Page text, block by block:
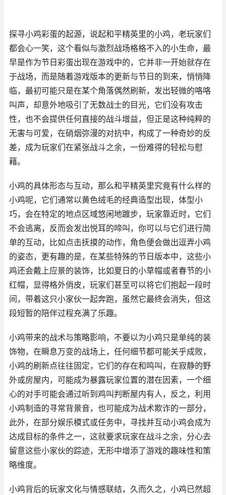
探寻小鸡彩蛋的起源，说起和平精英里的小鸡，老玩家们
都会心一笑，这个看似与激烈战场格格不入的小生命，最
早是作为节日彩蛋出现在游戏中的，它并非一开始就存在
于战场，而是随着游戏版本的更新与节日的到来，悄悄降
临，最初可能只是在某个角落偶然刷新，发出轻微的咯咯
叫声，却意外地吸引了无数战士的目光，它们没有攻击
性，也不会提供任何直接的战斗增益，但正是这种纯粹的
无害与可爱，在硝烟弥漫的对抗中，构成了一种奇妙的反
差，成为玩家们在紧张战斗之余，一份难得的轻松与慰
藉。
小鸡的具体形态与互动，那么和平精英里究竟有什么样的
小鸡呢，它们通常以黄色绒毛的经典造型出现，体型小
巧，会在特定的地点区域悠闲地踱步，玩家靠近时，它们
不会逃离，反而会发出悦耳的啼叫，你可以与它们进行简
单的互动，比如点击抚摸的动作，角色便会做出逗弄小鸡
的姿态，更有趣的是，在某些特殊的节日版本中，这些小
鸡还会戴上应景的装饰，比如夏日的小草帽或者春节的小
红帽，显得格外俏皮，玩家们甚至可以将它们抱起一段时
间，带着这只小家伙一起奔跑，虽然它最终会消失，但这
段短暂的陪伴过程充满了乐趣。
小鸡带来的战术与策略影响，不要以为小鸡只是单纯的装
饰物，在瞬息万变的战场上，任何细节都可能关乎成败，
小鸡的刷新点往往固定，它们的存在和鸣叫，在寂静的野
外或房屋内，可能成为暴露玩家位置的潜在因素，一个细
心的对手可能会通过听到鸡叫判断屋内有人，反之，利用
小鸡制造的寻常背景音，也可能成为战术欺诈的一部分，
此外，在部分娱乐模式或任务中，寻找并互动小鸡会成为
达成目标的条件之一，这就要求玩家在战斗之余，分心去
留意这些小家伙的踪迹，无形中增添了游戏的趣味性和策
略维度。
小鸡背后的玩家文化与情感联结，久而久之，小鸡已然超